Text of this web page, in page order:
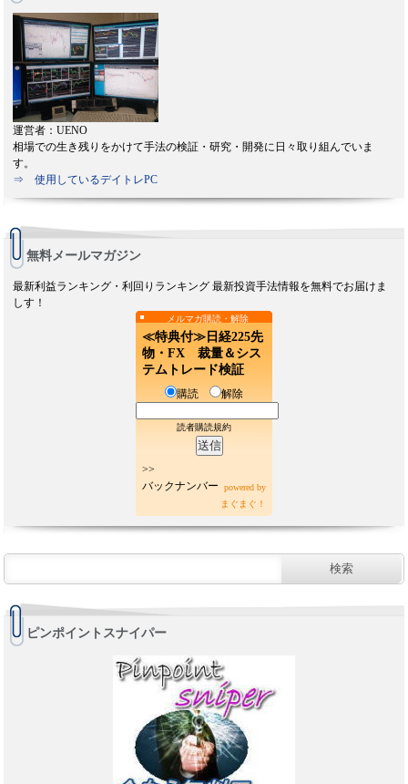
運営者：UENO
相場での生き残りをかけて手法の検証・研究・開発に日々取り組んでいま
す。
⇒ 使用しているデイトレPC
無料メールマガジン
最新利益ランキング・利回りランキング 最新投資手法情報を無料でお届けま
しす！
メルマガ購読・解除
≪特典付≫日経225先
物・FX 裁量＆シス
テムトレード検証
購読 解除
読者購読規約
>>
バックナンバー
powered by
まぐまぐ！
ピンポイントスナイパー